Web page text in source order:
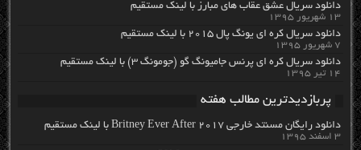
دانلود سریال عشق عقاب های مبارز با لینک مستقیم
۱۳ شهریور ۱۳۹۵
دانلود سریال کره ای یونگ پال ۲۰۱۵ با لینک مستقیم
۷ شهریور ۱۳۹۵
دانلود سریال کره ای پرنس جامیونگ گو (جومونگ ۳) با لینک مستقیم
۱۴ تیر ۱۳۹۵
پربازدیدترین مطالب هفته
دانلود رایگان مسنتد خارجی Britney Ever After 2017 با لینک مستقیم
۳ اسفند ۱۳۹۵